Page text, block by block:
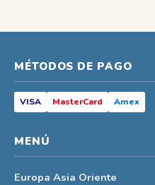
MÉTODOS DE PAGO
VISA MasterCard Amex
MENÚ
Europa Asia Oriente